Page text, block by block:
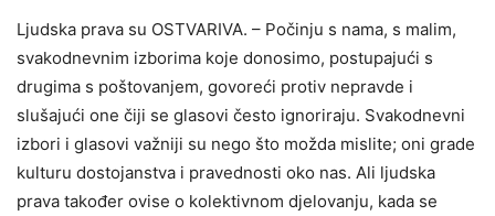
Ljudska prava su OSTVARIVA. – Počinju s nama, s malim,
svakodnevnim izborima koje donosimo, postupajući s
drugima s poštovanjem, govoreći protiv nepravde i
slušajući one čiji se glasovi često ignoriraju. Svakodnevni
izbori i glasovi važniji su nego što možda mislite; oni grade
kulturu dostojanstva i pravednosti oko nas. Ali ljudska
prava također ovise o kolektivnom djelovanju, kada se